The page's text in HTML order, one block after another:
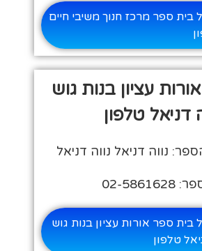
ספר מרכז חנוך משיבי חיים
עציון בנות גוש
דניאל טלפון
נווה דניאל נווה דניאל
ספר אורות עציון בנות גוש
טלפון